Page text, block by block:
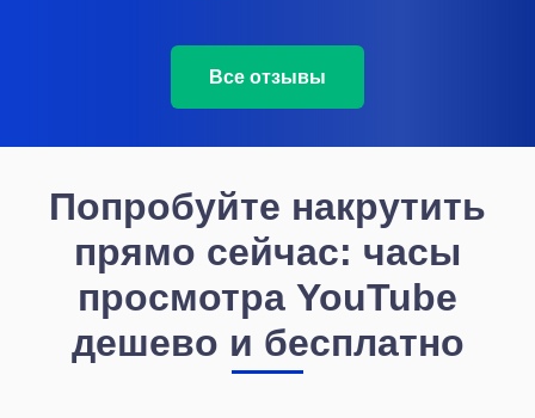
Все отзывы
Попробуйте накрутить
прямо сейчас: часы
просмотра YouTube
дешево и бесплатно